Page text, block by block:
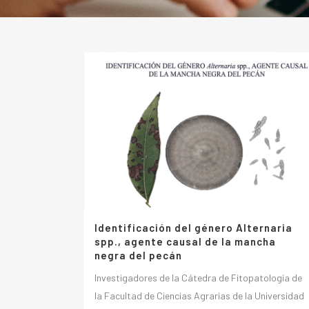
Identificación del género Alternaria
spp., agente causal de la mancha
negra del pecán
Investigadores de la Cátedra de Fitopatología de
la Facultad de Ciencias Agrarias de la Universidad